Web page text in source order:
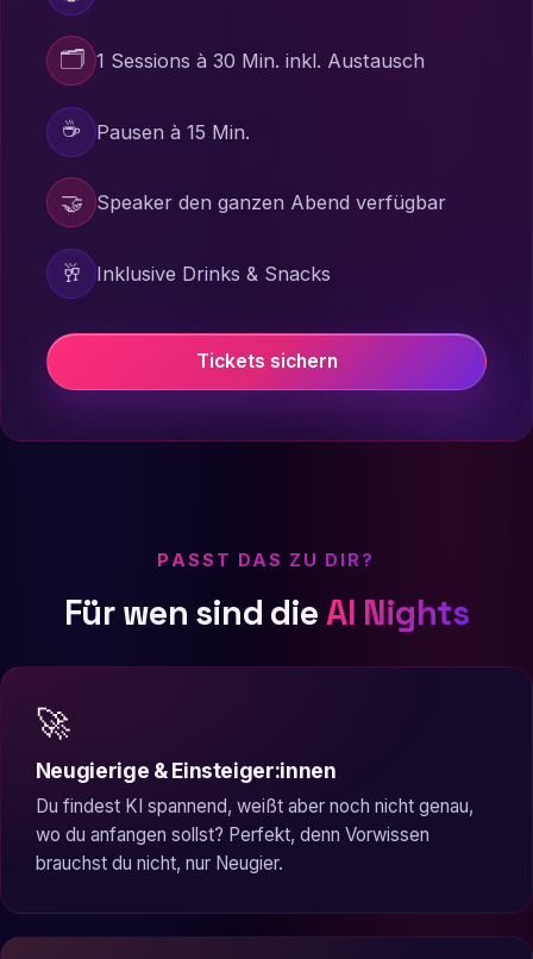
🗂️ 1 Sessions à 30 Min. inkl. Austausch
☕ Pausen à 15 Min.
🤝 Speaker den ganzen Abend verfügbar
🥂 Inklusive Drinks & Snacks
Tickets sichern
PASST DAS ZU DIR?
Für wen sind dieAI Nights
🚀
Neugierige & Einsteiger:innen
Du findest KI spannend, weißt aber noch nicht genau,
wo du anfangen sollst? Perfekt, denn Vorwissen
brauchst du nicht, nur Neugier.